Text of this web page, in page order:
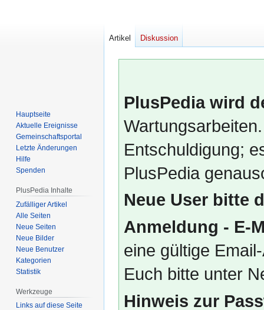
PlusPedia wird
Entschuldigung;
PlusPedia
Neue User bitte
Anmeldung - E-
eine gültige
Euch bitte unter
Hinweis zur
Artikel Diskussion
Hauptseite
Aktuelle Ereignisse
Gemeinschafts­portal
Letzte Änderungen
Hilfe
Spenden
PlusPedia Inhalte
Zufälliger Artikel
Alle Seiten
Neue Seiten
Neue Bilder
Neue Benutzer
Kategorien
Statistik
Werkzeuge
Links auf diese Seite